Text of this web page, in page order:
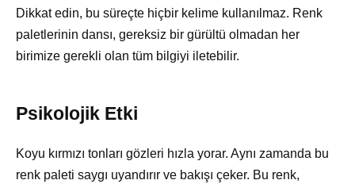
Dikkat edin, bu süreçte hiçbir kelime kullanılmaz. Renk
paletlerinin dansı, gereksiz bir gürültü olmadan her
birimize gerekli olan tüm bilgiyi iletebilir.
Psikolojik Etki
Koyu kırmızı tonları gözleri hızla yorar. Aynı zamanda bu
renk paleti saygı uyandırır ve bakışı çeker. Bu renk,